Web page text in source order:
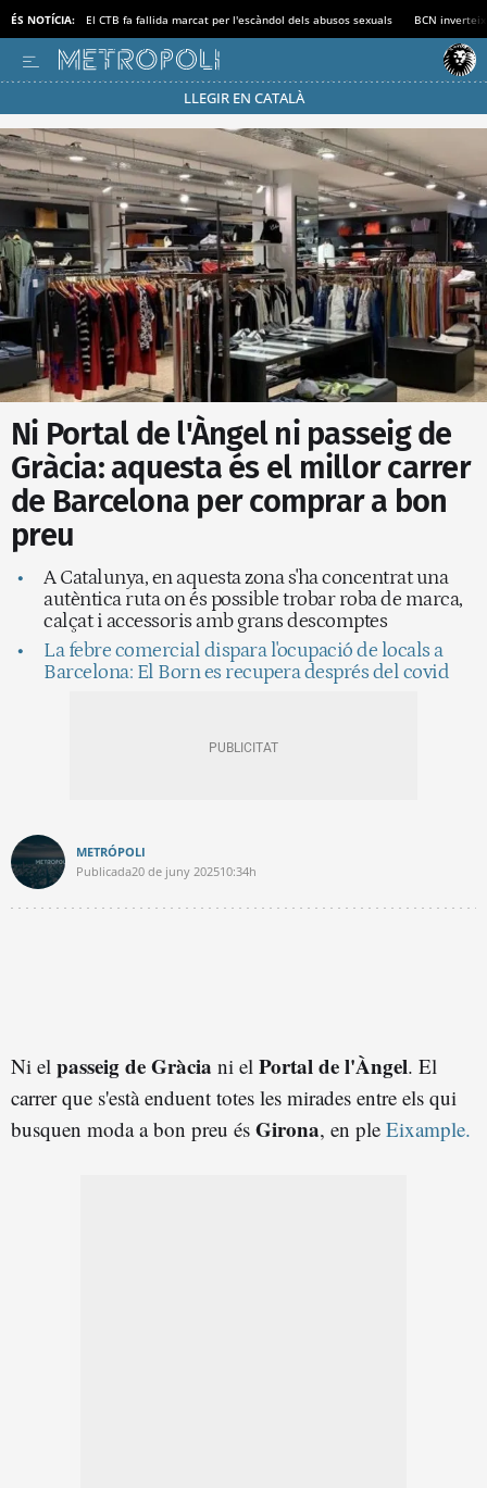
ÉS NOTÍCIA: El CTB fa fallida marcat per l'escàndol dels abusos sexuals BCN
LLEGIR EN CATALÀ
Passa’t al mode estalvi
Ni Portal de l'Àngel ni passeig de
Gràcia: aquesta és el millor carrer
de Barcelona per comprar a bon
preu
A Catalunya, en aquesta zona s'ha concentrat una
autèntica ruta on és possible trobar roba de marca,
calçat i accessoris amb grans descomptes
La febre comercial dispara l'ocupació de locals a
Barcelona: El Born es recupera després del covid
METRÓPOLI
Publicada20 de juny 202510:34h
Ni el passeig de Gràcia ni el Portal de l'Àngel. El
carrer que s'està enduent totes les mirades entre els qui
busquen moda a bon preu és Girona, en ple Eixample.